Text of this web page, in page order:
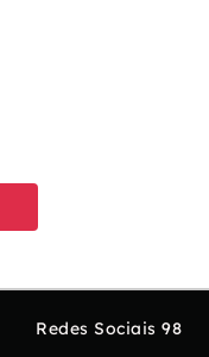
Redes Sociais 98